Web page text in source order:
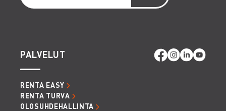
PALVELUT
RENTA EASY
RENTA TURVA
OLOSUHDEHALLINTA